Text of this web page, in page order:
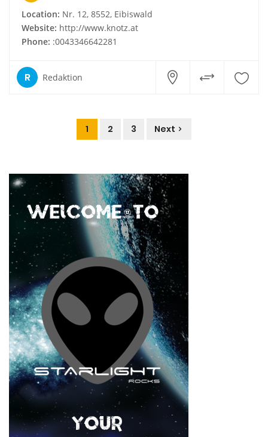
Location: Nr. 12, 8552, Eibiswald
Website: http://www.knotz.at
Phone: :0043346642281
R Redaktion
1 2 3 Next